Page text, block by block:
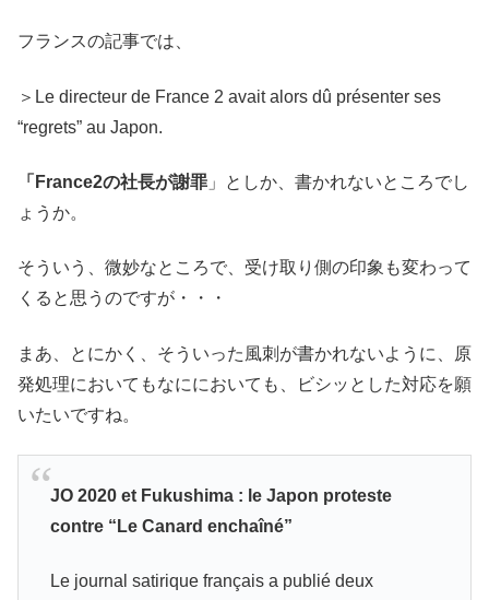
フランスの記事では、
＞Le directeur de France 2 avait alors dû présenter ses
“regrets” au Japon.
「France2の社長が謝罪 」としか、書かれないところでし
ょうか。
そういう、微妙なところで、受け取り側の印象も変わって
くると思うのですが・・・
まあ、とにかく、そういった風刺が書かれないように、原
発処理においてもなににおいても、ビシッとした対応を願
いたいですね。
JO 2020 et Fukushima : le Japon proteste
contre “Le Canard enchaîné”
Le journal satirique français a publié deux